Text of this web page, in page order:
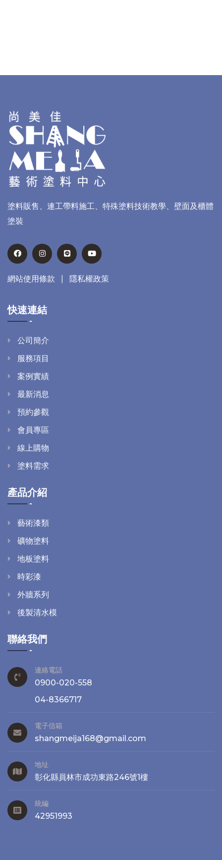
塗料販售、連工帶料施工、特殊塗料技術教學、壁面及櫃體
塗裝
網站使用條款 隱私權政策
快速連結
公司簡介
服務項目
案例實績
最新消息
預約參觀
會員專區
線上購物
塗料需求
產品介紹
藝術漆類
礦物塗料
地板塗料
時彩漆
外牆系列
後製清水模
聯絡我們
連絡電話
0900-020-558
04-8366717
電子信箱
shangmeija168@gmail.com
地址
彰化縣員林市成功東路246號1樓
統編
42951993